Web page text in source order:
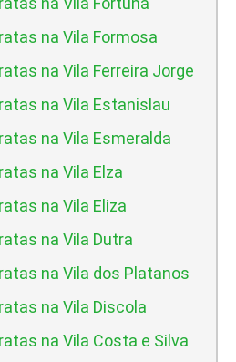
na Vila Formosa
na Vila Ferreira Jorge
na Vila Estanislau
na Vila Esmeralda
na Vila Elza
na Vila Eliza
na Vila Dutra
na Vila dos Platanos
na Vila Discola
na Vila Costa e Silva